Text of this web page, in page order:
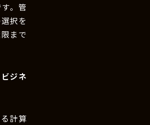
。管
択を
まで
ジネ
計算